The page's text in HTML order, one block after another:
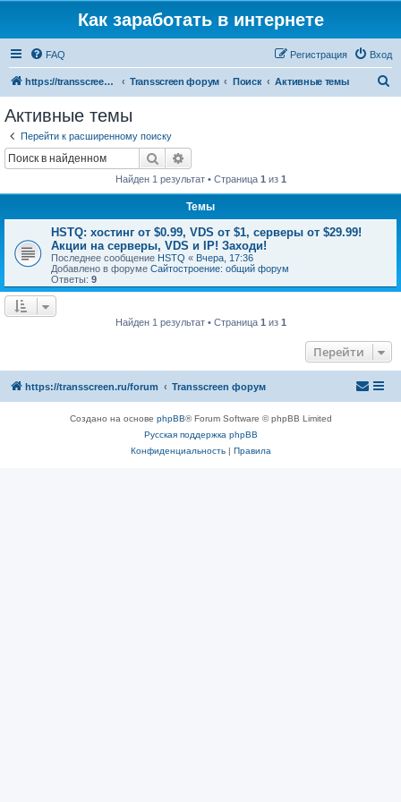
Как заработать в интернете
FAQ Вход
Регистрация
https://transscreen.ru/forum Transscreen форум Поиск Активные темы
Активные темы
Перейти к расширенному поиску
Поиск
Найден 1 результат • Страница 1 из 1
Темы
HSTQ: хостинг от $0.99, VDS от $1, cерверы от $29.99!
Акции на серверы, VDS и IP! Заходи!
Последнее сообщение HSTQ « Вчера, 17:36
Добавлено в форуме Сайтостроение: общий форум
Ответы: 9
Найден 1 результат • Страница 1 из 1
Перейти
https://transscreen.ru/forum Transscreen форум
Создано на основе phpBB® Forum Software © phpBB Limited
Русская поддержка phpBB
Конфиденциальность| Правила